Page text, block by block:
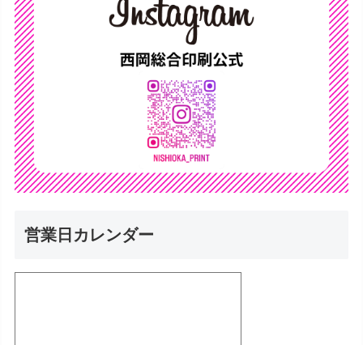
営業日カレンダー